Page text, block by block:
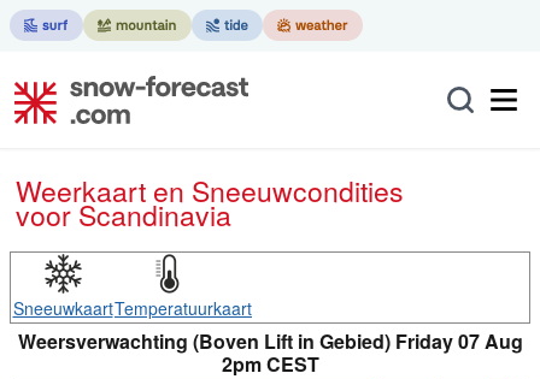
Weerkaart en Sneeuwcondities
voor Scandinavia
SneeuwkaartTemperatuurkaart
Weersverwachting (Boven Lift in Gebied) Friday 07 Aug
2pm CEST